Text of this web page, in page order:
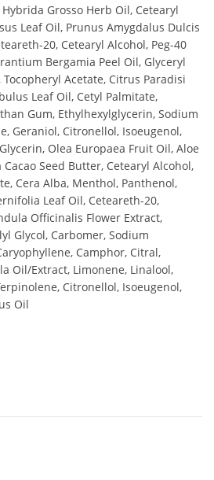
Grosso Herb Oil, Cetearyl
Leaf Oil, Prunus Amygdalus Dulcis
20, Cetearyl Alcohol, Peg-40
Bergamia Peel Oil, Glyceryl
Acetate, Citrus Paradisi
Leaf Oil, Cetyl Palmitate,
Gum, Ethylhexylglycerin, Sodium
Geraniol, Citronellol, Isoeugenol,
Olea Europaea Fruit Oil, Aloe
Seed Butter, Cetearyl Alcohol,
Cera Alba, Menthol, Panthenol,
Leaf Oil, Ceteareth-20,
Officinalis Flower Extract,
Glycol, Carbomer, Sodium
Camphor, Citral,
Oil/Extract, Limonene, Linalool,
Citronellol, Isoeugenol,
Oil